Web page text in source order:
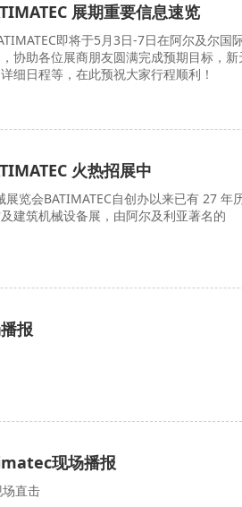
展期重要信息速览
即将于5月3日-7日在阿尔及尔国
协助各位展商朋友圆满完成预期目标，新
细日程等，在此预祝大家行程顺利！
火热招展中
览会BATIMATEC自创办以来已有 27 年
建筑机械设备展，由阿尔及利亚著名的
报
现场播报
直击